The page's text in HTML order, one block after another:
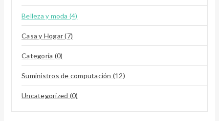
Belleza y moda (4)
Casa y Hogar (7)
Categoria (0)
Suministros de computación (12)
Uncategorized (0)